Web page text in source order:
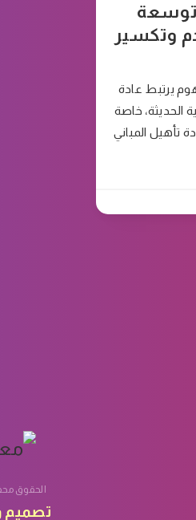
توسعة
وتكسير
يرتبط عادة
الحديثة، خاصة
تأهيل المباني
الحقوق
تصميم